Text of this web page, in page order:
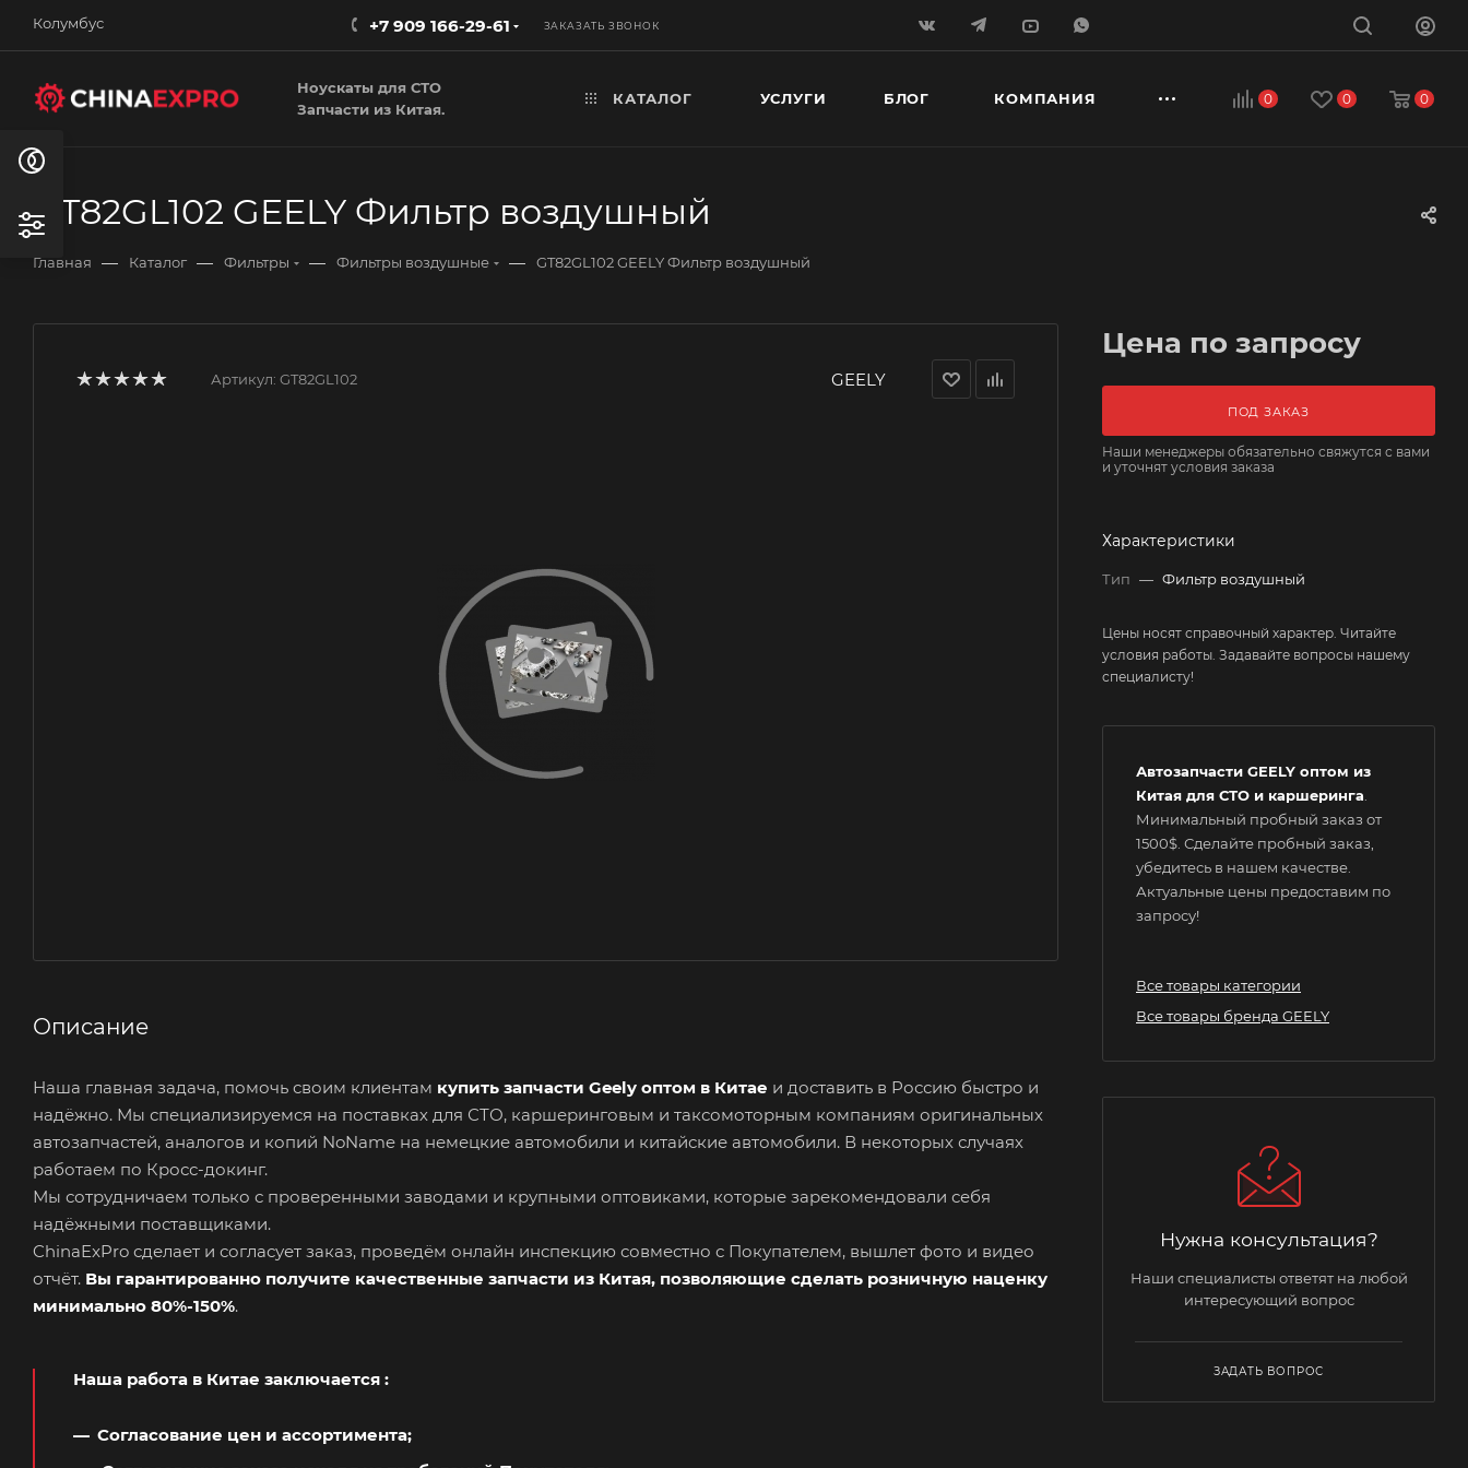
Колумбус +7 909 166-29-61 ЗАКАЗАТЬ ЗВОНОК
0 0 0
Ноускаты для СТО
Запчасти из Китая.
КАТАЛОГ УСЛУГИ БЛОГ КОМПАНИЯ
GT82GL102 GEELY Фильтр воздушный
Главная — Каталог — Фильтры — Фильтры воздушные — GT82GL102 GEELY Фильтр воздушный
Артикул: GT82GL102 GEELY
Описание
Наша главная задача, помочь своим клиентам купить запчасти Geely оптом в Китае и доставить в Россию быстро и
надёжно. Мы специализируемся на поставках для СТО, каршеринговым и таксомоторным компаниям оригинальных
автозапчастей, аналогов и копий NoName на немецкие автомобили и китайские автомобили. В некоторых случаях
работаем по Кросс-докинг.
Мы сотрудничаем только с проверенными заводами и крупными оптовиками, которые зарекомендовали себя
надёжными поставщиками.
ChinaExPro сделает и согласует заказ, проведём онлайн инспекцию совместно с Покупателем, вышлет фото и видео
отчёт. Вы гарантированно получите качественные запчасти из Китая, позволяющие сделать розничную наценку
минимально 80%-150%.
Наша работа в Китае заключается :
Согласование цен и ассортимента;
Цена по запросу
ПОД ЗАКАЗ
Наши менеджеры обязательно свяжутся с вами
и уточнят условия заказа
Характеристики
Тип — Фильтр воздушный
Цены носят справочный характер. Читайте
условия работы. Задавайте вопросы нашему
специалисту!
Автозапчасти GEELY оптом из
Китая для СТО и каршеринга
Минимальный пробный заказ от
1500$. Сделайте пробный заказ,
убедитесь в нашем качестве.
Актуальные цены предоставим по
запросу!
Все товары категории
Все товары бренда GEELY
Нужна консультация?
Наши специалисты ответят на любой
интересующий вопрос
ЗАДАТЬ ВОПРОС